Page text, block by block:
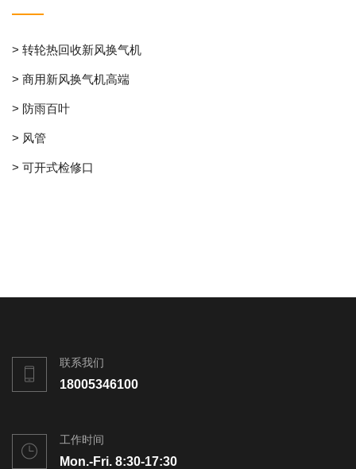
> 转轮热回收新风换气机
> 商用新风换气机高端
> 防雨百叶
> 风管
> 可开式检修口
联系我们
18005346100
工作时间
Mon.-Fri. 8:30-17:30